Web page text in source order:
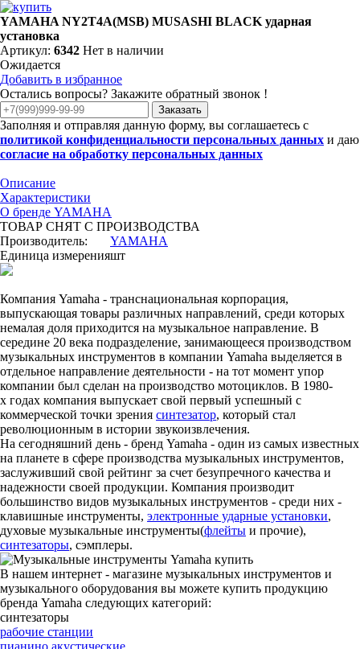
YAMAHA NY2T4A(MSB) MUSASHI BLACK ударная
установка
Артикул: 6342 Нет в наличии
Ожидается
Добавить в избранное
Остались вопросы? Закажите обратный звонок !
Заказать
Заполняя и отправляя данную форму, вы соглашаетесь с
политикой конфиденциальности персональных данных и даю
согласие на обработку персональных данных
Описание
Характеристики
О бренде YAMAHA
ТОВАР СНЯТ С ПРОИЗВОДСТВА
Производитель:
YAMAHA
Единица измеренияшт
Компания Yamaha - транснациональная корпорация,
выпускающая товары различных направлений, среди которых
немалая доля приходится на музыкальное направление. В
середине 20 века подразделение, занимающееся производством
музыкальных инструментов в компании Yamaha выделяется в
отдельное направление деятельности - на тот момент упор
компании был сделан на производство мотоциклов. В 1980-
х годах компания выпускает свой первый успешный с
коммерческой точки зрения синтезатор, который стал
революционным в истории звукоизвлечения.
На сегодняшний день - бренд Yamaha - один из самых известных
на планете в сфере производства музыкальных инструментов,
заслуживший свой рейтинг за счет безупречного качества и
надежности своей продукции. Компания производит
большинство видов музыкальных инструментов - среди них -
клавишные инструменты, электронные ударные установки,
духовые музыкальные инструменты(флейты и прочие),
синтезаторы, сэмплеры.
В нашем интернет - магазине музыкальных инструментов и
музыкального оборудования вы можете купить продукцию
бренда Yamaha следующих категорий:
синтезаторы
рабочие станции
пианино акустические